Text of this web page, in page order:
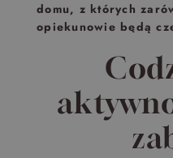
domu, z których
opiekunowie będą